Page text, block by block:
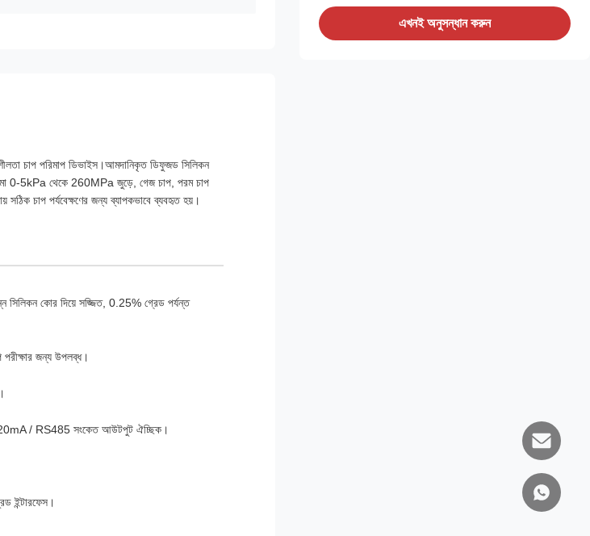
চাপ পরিমাপ ডিভাইস।আমদানিকৃত ডিফুজড সিলিকন
0-5kPa থেকে 260MPa জুড়ে, গেজ চাপ, পরম চাপ
সঠিক চাপ পর্যবেক্ষণের জন্য ব্যাপকভাবে ব্যবহৃত হয়।
সিলিকন কোর দিয়ে সজ্জিত, 0.25% গ্রেড পর্যন্ত
পরীক্ষার জন্য উপলব্ধ।
4-20mA / RS485 সংকেত আউটপুট ঐচ্ছিক।
ইন্টারফেস।
এখনই অনুসন্ধান করুন